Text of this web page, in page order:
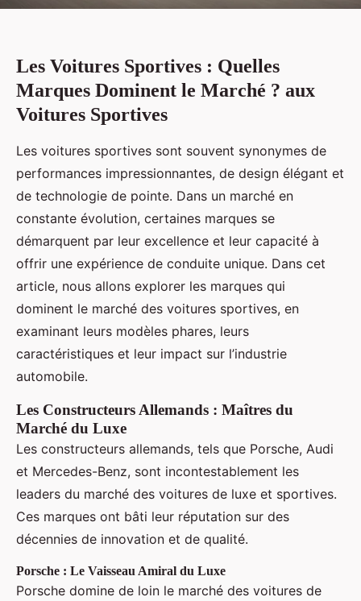
Les Voitures Sportives : Quelles
Marques Dominent le Marché ? aux
Voitures Sportives
Les voitures sportives sont souvent synonymes de
performances impressionnantes, de design élégant et
de technologie de pointe. Dans un marché en
constante évolution, certaines marques se
démarquent par leur excellence et leur capacité à
offrir une expérience de conduite unique. Dans cet
article, nous allons explorer les marques qui
dominent le marché des voitures sportives, en
examinant leurs modèles phares, leurs
caractéristiques et leur impact sur l’industrie
automobile.
Les Constructeurs Allemands : Maîtres du
Marché du Luxe
Les constructeurs allemands, tels que Porsche, Audi
et Mercedes-Benz, sont incontestablement les
leaders du marché des voitures de luxe et sportives.
Ces marques ont bâti leur réputation sur des
décennies de innovation et de qualité.
Porsche : Le Vaisseau Amiral du Luxe
Porsche domine de loin le marché des voitures de